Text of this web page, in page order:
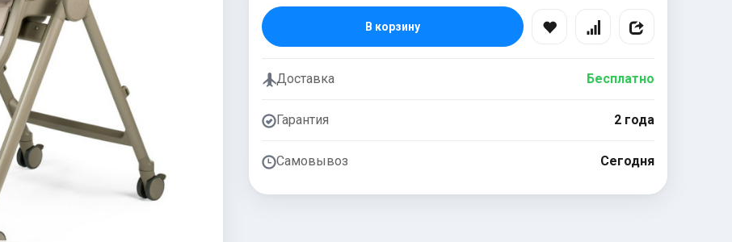
В корзину
Доставка Бесплатно
Гарантия 2 года
Самовывоз Сегодня